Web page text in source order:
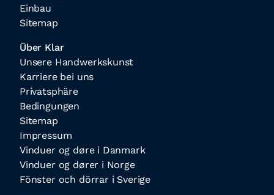
Einbau
Sitemap
Über Klar
Unsere Handwerkskunst
Karriere bei uns
Privatsphäre
Bedingungen
Sitemap
Impressum
Vinduer og døre i Danmark
Vinduer og dører i Norge
Fönster och dörrar i Sverige